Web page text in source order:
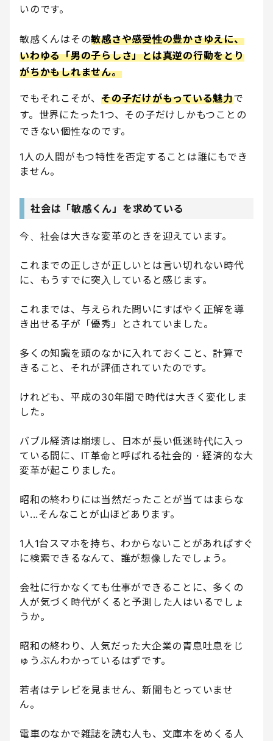
いのです。
敏感くんはその敏感さや感受性の豊かさゆえに、
いわゆる「男の子らしさ」とは真逆の行動をとり
がちかもしれません。
でもそれこそが、 その子だけがもっている魅力で
す。世界にたった1つ、その子だけしかもつことの
できない個性なのです。
1人の人間がもつ特性を否定することは誰にもでき
ません。
社会は「敏感くん」を求めている
今、社会は大きな変革のときを迎えています。
これまでの正しさが正しいとは言い切れない時代
に、もうすでに突入していると感じます。
これまでは、与えられた問いにすばやく正解を導
き出せる子が「優秀」とされていました。
多くの知識を頭のなかに入れておくこと、計算で
きること、それが評価されていたのです。
けれども、平成の30年間で時代は大きく変化しま
した。
バブル経済は崩壊し、日本が長い低迷時代に入っ
ている間に、IT革命と呼ばれる社会的・経済的な大
変革が起こりました。
昭和の終わりには当然だったことが当てはまらな
い...そんなことが山ほどあります。
1人1台スマホを持ち、わからないことがあればすぐ
に検索できるなんて、誰が想像したでしょう。
会社に行かなくても仕事ができることに、多くの
人が気づく時代がくると予測した人はいるでしょ
うか。
昭和の終わり、人気だった大企業の青息吐息をじ
ゅうぶんわかっているはずです。
若者はテレビを見ません、新聞もとっていませ
ん。
電車のなかで雑誌を読む人も、文庫本をめくる人